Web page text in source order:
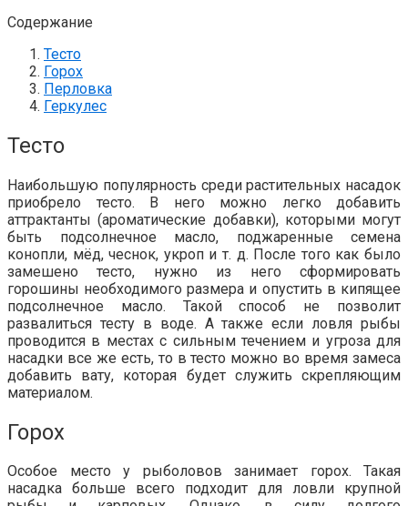
Содержание
Тесто
Горох
Перловка
Геркулес
Тесто
Наибольшую популярность среди растительных насадок
приобрело тесто. В него можно легко добавить
аттрактанты (ароматические добавки), которыми могут
быть подсолнечное масло, поджаренные семена
конопли, мёд, чеснок, укроп и т. д. После того как было
замешено тесто, нужно из него сформировать
горошины необходимого размера и опустить в кипящее
подсолнечное масло. Такой способ не позволит
развалиться тесту в воде. А также если ловля рыбы
проводится в местах с сильным течением и угроза для
насадки все же есть, то в тесто можно во время замеса
добавить вату, которая будет служить скрепляющим
материалом.
Горох
Особое место у рыболовов занимает горох. Такая
насадка больше всего подходит для ловли крупной